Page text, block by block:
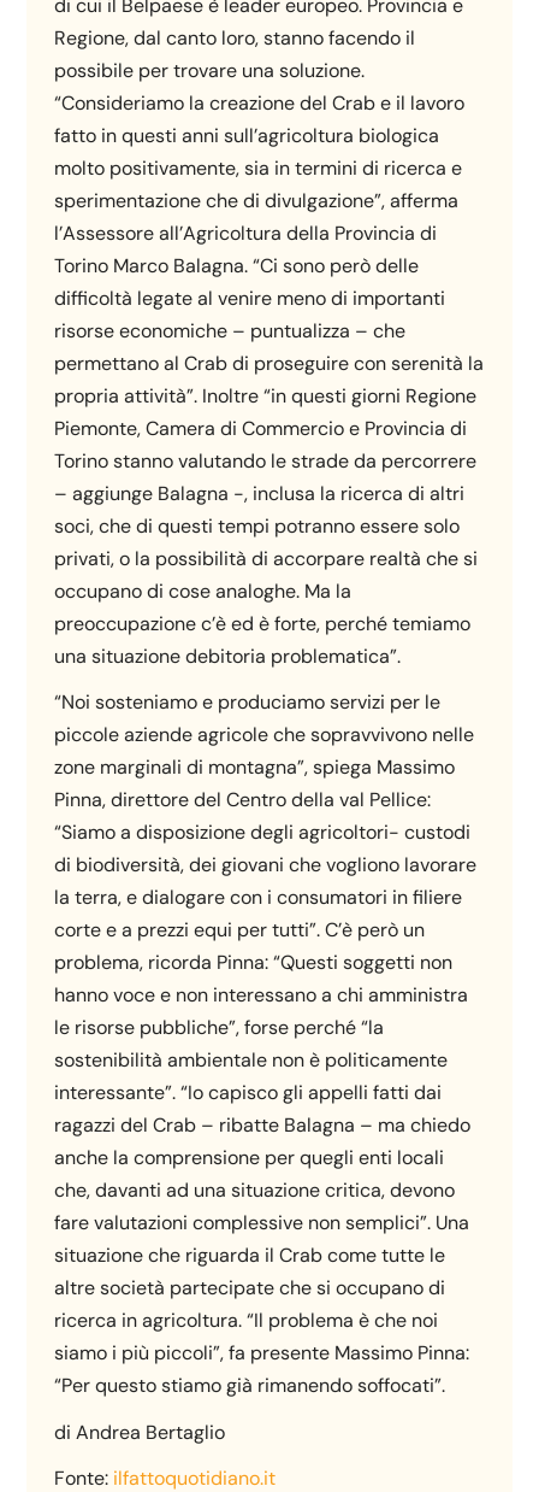
di cui il Belpaese è leader europeo. Provincia e
Regione, dal canto loro, stanno facendo il
possibile per trovare una soluzione.
“Consideriamo la creazione del Crab e il lavoro
fatto in questi anni sull’agricoltura biologica
molto positivamente, sia in termini di ricerca e
sperimentazione che di divulgazione”, afferma
l’Assessore all’Agricoltura della Provincia di
Torino Marco Balagna. “Ci sono però delle
difficoltà legate al venire meno di importanti
risorse economiche – puntualizza – che
permettano al Crab di proseguire con serenità la
propria attività”. Inoltre “in questi giorni Regione
Piemonte, Camera di Commercio e Provincia di
Torino stanno valutando le strade da percorrere
– aggiunge Balagna -, inclusa la ricerca di altri
soci, che di questi tempi potranno essere solo
privati, o la possibilità di accorpare realtà che si
occupano di cose analoghe. Ma la
preoccupazione c’è ed è forte, perché temiamo
una situazione debitoria problematica”.
“Noi sosteniamo e produciamo servizi per le
piccole aziende agricole che sopravvivono nelle
zone marginali di montagna”, spiega Massimo
Pinna, direttore del Centro della val Pellice:
“Siamo a disposizione degli agricoltori- custodi
di biodiversità, dei giovani che vogliono lavorare
la terra, e dialogare con i consumatori in filiere
corte e a prezzi equi per tutti”. C’è però un
problema, ricorda Pinna: “Questi soggetti non
hanno voce e non interessano a chi amministra
le risorse pubbliche”, forse perché “la
sostenibilità ambientale non è politicamente
interessante”. “Io capisco gli appelli fatti dai
ragazzi del Crab – ribatte Balagna – ma chiedo
anche la comprensione per quegli enti locali
che, davanti ad una situazione critica, devono
fare valutazioni complessive non semplici”. Una
situazione che riguarda il Crab come tutte le
altre società partecipate che si occupano di
ricerca in agricoltura. “Il problema è che noi
siamo i più piccoli”, fa presente Massimo Pinna:
“Per questo stiamo già rimanendo soffocati”.
di Andrea Bertaglio
Fonte: ilfattoquotidiano.it